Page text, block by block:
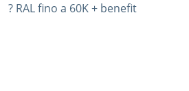
? RAL fino a 60K + benefit